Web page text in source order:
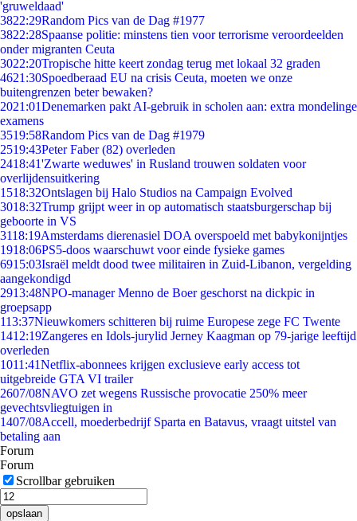
'gruweldaad'
3822:29Random Pics van de Dag #1977
3822:28Spaanse politie: minstens tien voor terrorisme veroordeelden
onder migranten Ceuta
3022:20Tropische hitte keert zondag terug met lokaal 32 graden
4621:30Spoedberaad EU na crisis Ceuta, moeten we onze
buitengrenzen beter bewaken?
2021:01Denemarken pakt AI-gebruik in scholen aan: extra mondelinge
examens
3519:58Random Pics van de Dag #1979
2519:43Peter Faber (82) overleden
2418:41'Zwarte weduwes' in Rusland trouwen soldaten voor
overlijdensuitkering
1518:32Ontslagen bij Halo Studios na Campaign Evolved
3018:32Trump grijpt weer in op automatisch staatsburgerschap bij
geboorte in VS
3118:19Amsterdams dierenasiel DOA overspoeld met babykonijntjes
1918:06PS5-doos waarschuwt voor einde fysieke games
6915:03Israël meldt dood twee militairen in Zuid-Libanon, vergelding
aangekondigd
2913:48NPO-manager Menno de Boer geschorst na dickpic in
groepsapp
113:37Nieuwkomers schitteren bij ruime Europese zege FC Twente
1412:19Zangeres en Idols-jurylid Jerney Kaagman op 79-jarige leeftijd
overleden
1011:41Netflix-abonnees krijgen exclusieve early access tot
uitgebreide GTA VI trailer
2607/08NAVO zet wegens Russische provocatie 250% meer
gevechtsvliegtuigen in
1407/08Accell, moederbedrijf Sparta en Batavus, vraagt uitstel van
betaling aan
Forum
Forum
Scrollbar gebruiken
opslaan